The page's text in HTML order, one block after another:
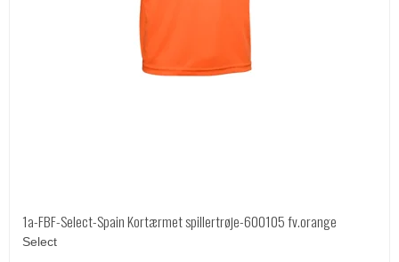
1a-FBF-Select-Spain Kortærmet spillertrøje-600105 fv.orange
Select